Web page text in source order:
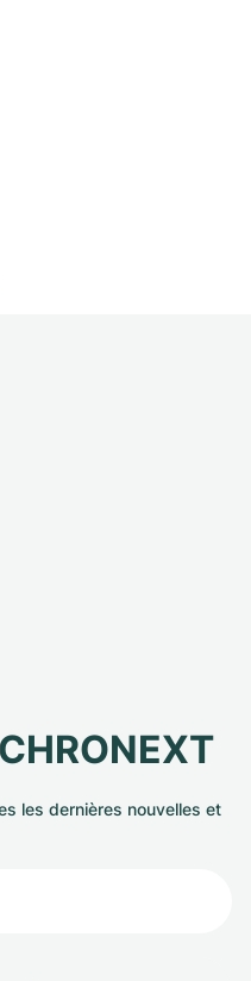
les dernières nouvelles et